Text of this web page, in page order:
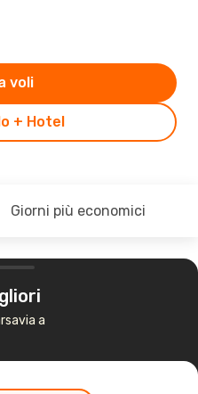
+ Hotel
voli
Giorni più economici
a